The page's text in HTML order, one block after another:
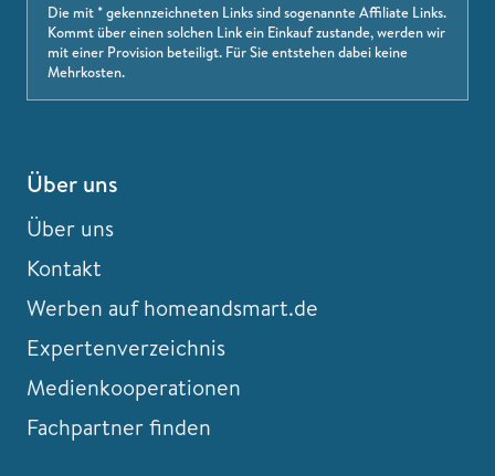
Die mit * gekennzeichneten Links sind sogenannte Affiliate Links.
Kommt über einen solchen Link ein Einkauf zustande, werden wir
mit einer Provision beteiligt. Für Sie entstehen dabei keine
Mehrkosten.
Über uns
Über uns
Kontakt
Werben auf homeandsmart.de
Expertenverzeichnis
Medienkooperationen
Fachpartner finden